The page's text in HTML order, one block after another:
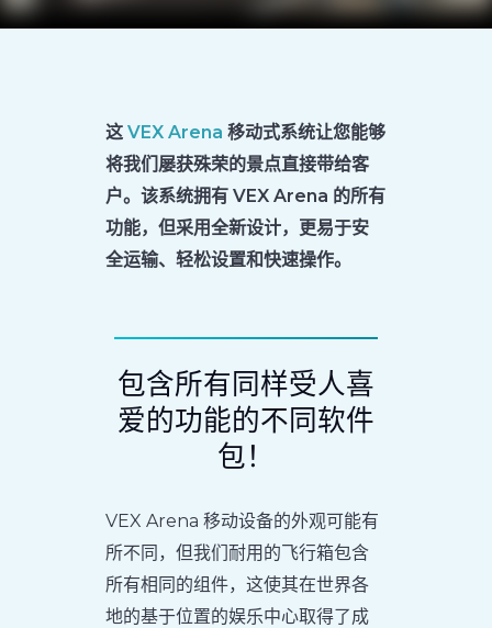
这VEX Arena 移动式系统让您能够
将我们屡获殊荣的景点直接带给客
户。该系统拥有 VEX Arena 的所有
功能，但采用全新设计，更易于安
全运输、轻松设置和快速操作。
包含所有同样受人喜
爱的功能的不同软件
包！
VEX Arena 移动设备的外观可能有
所不同，但我们耐用的飞行箱包含
所有相同的组件，这使其在世界各
地的基于位置的娱乐中心取得了成